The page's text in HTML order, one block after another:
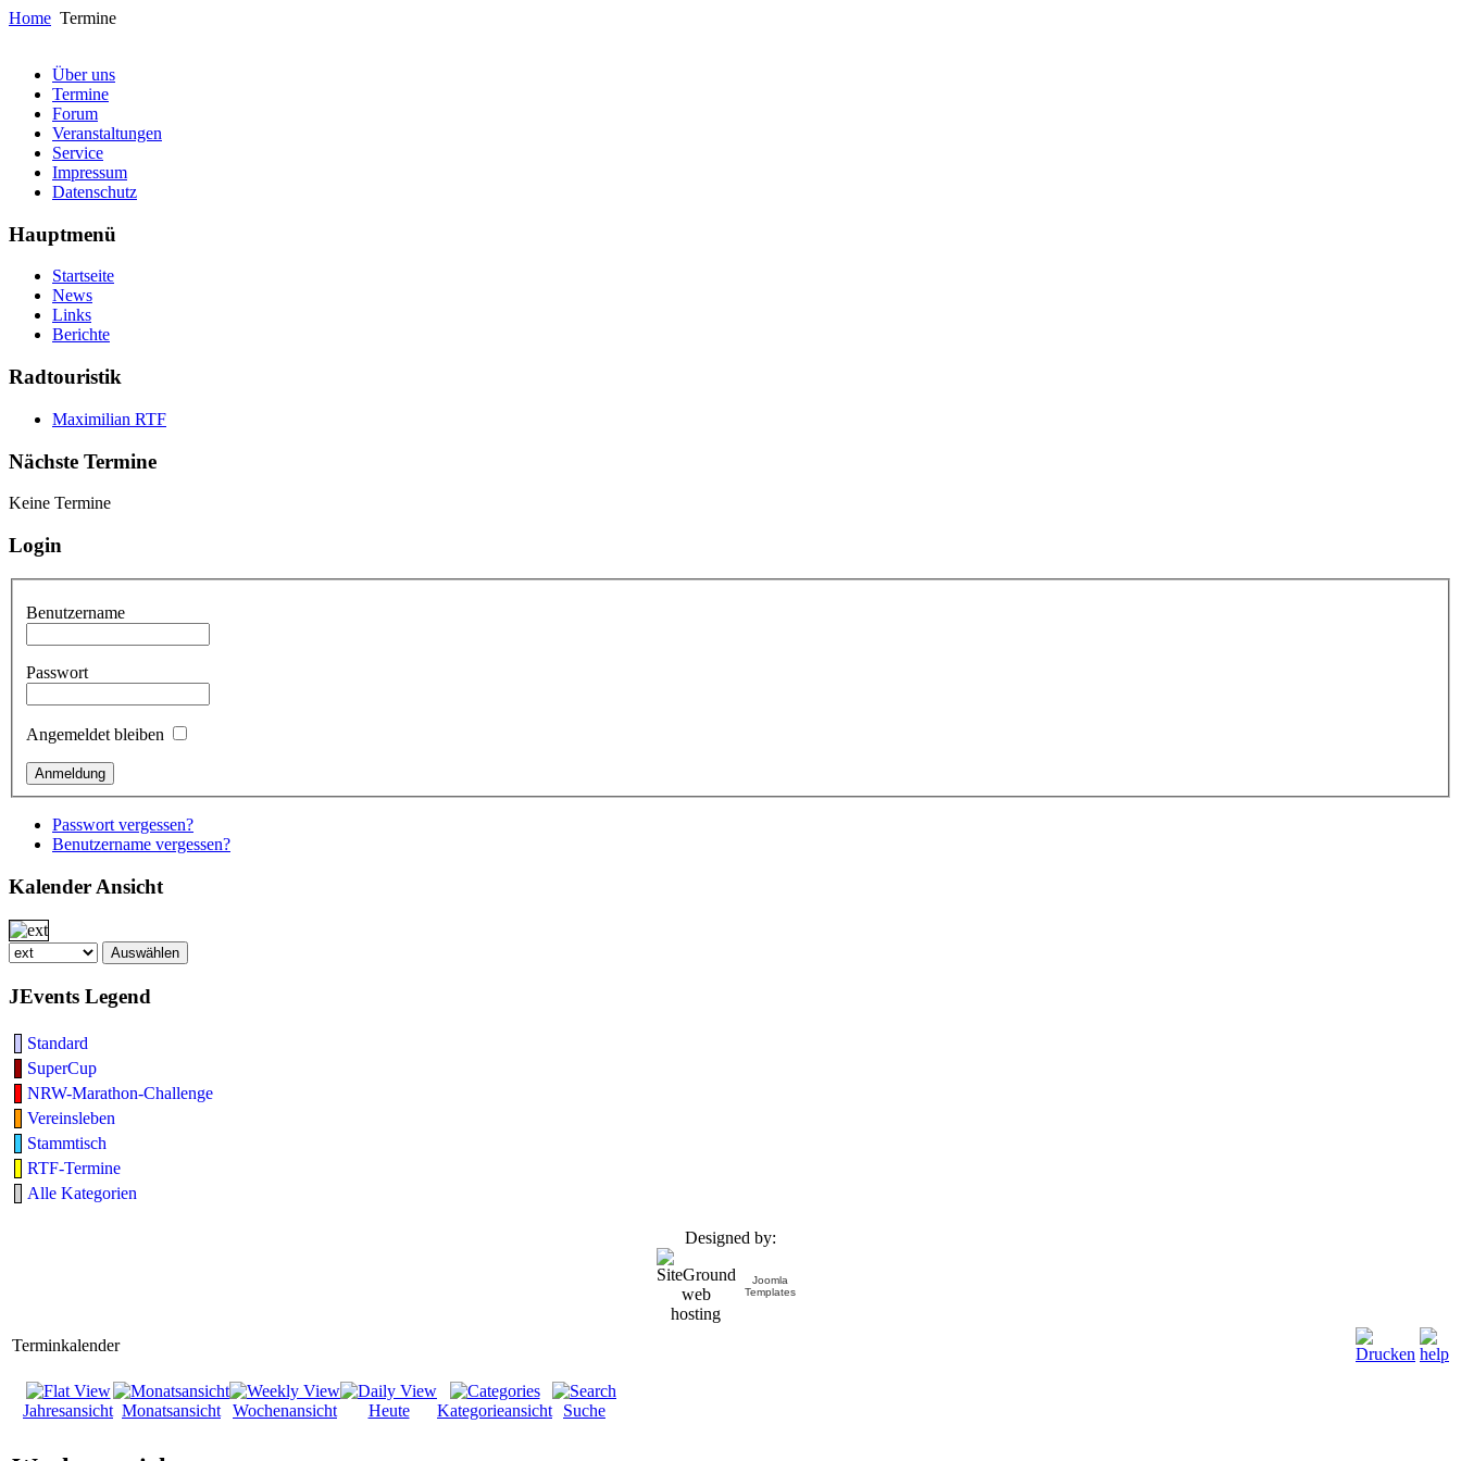
Home Termine
Über uns
Termine
Forum
Veranstaltungen
Service
Impressum
Datenschutz
Hauptmenü
Startseite
News
Links
Berichte
Radtouristik
Maximilian RTF
Nächste Termine
Keine Termine
Login
Benutzername
Passwort
Angemeldet bleiben
Passwort vergessen?
Benutzername vergessen?
Kalender Ansicht
JEvents Legend
Standard
SuperCup
NRW-Marathon-Challenge
Vereinsleben
Stammtisch
RTF-Termine
Alle Kategorien
Designed by:
Joomla
Templates
Terminkalender
Jahresansicht Monatsansicht Wochenansicht Heute Kategorieansicht Suche